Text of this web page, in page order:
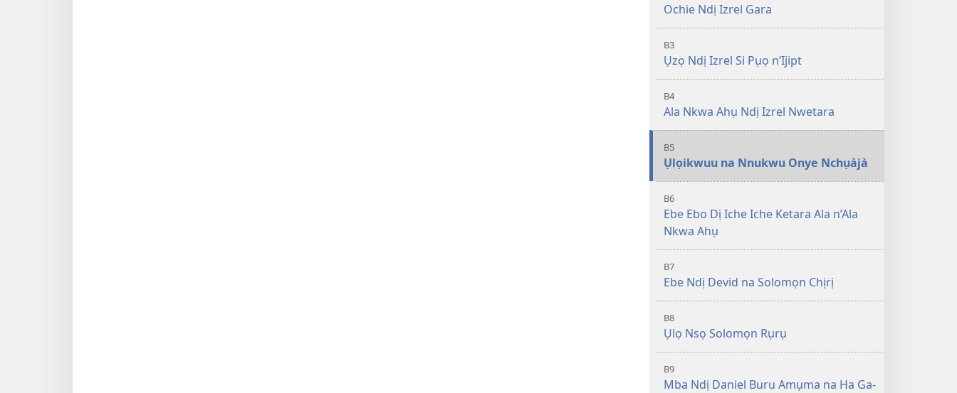
Ochie Ndị Izrel Gara
B3
Ụzọ Ndị Izrel Si Pụọ n’Ijipt
B4
Ala Nkwa Ahụ Ndị Izrel Nwetara
B5
Ụlọikwuu na Nnukwu Onye Nchụàjà
B6
Ebe Ebo Dị Iche Iche Ketara Ala n’Ala
Nkwa Ahụ
B7
Ebe Ndị Devid na Solomọn Chịrị
B8
Ụlọ Nsọ Solomọn Rụrụ
B9
Mba Ndị Daniel Buru Amụma na Ha Ga-